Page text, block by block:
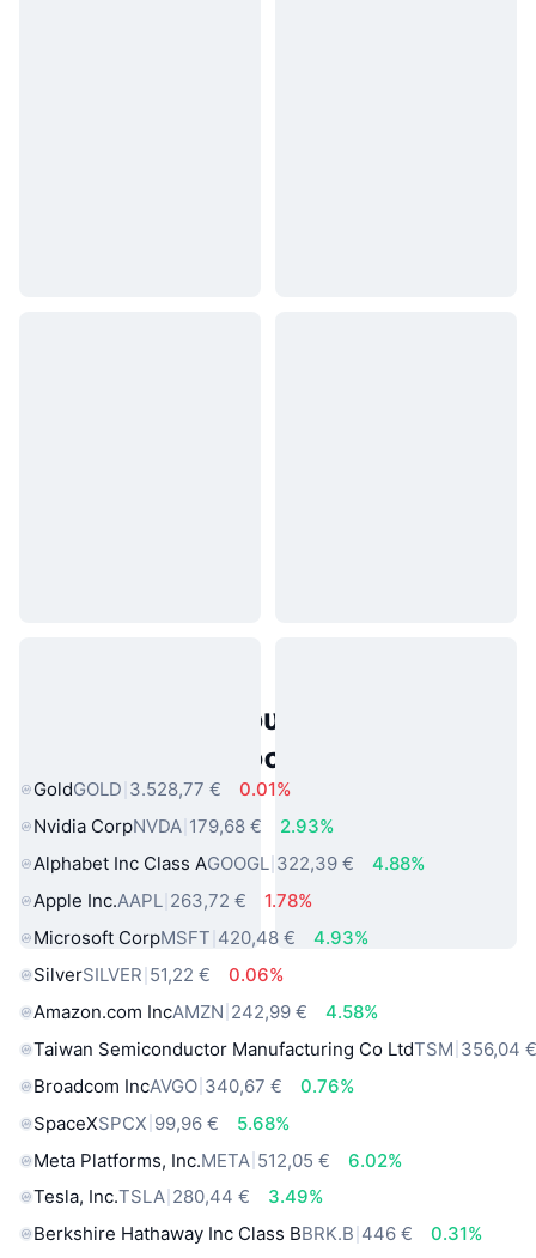
Δημοφιλή περιουσιακά στοιχεία
πραγματικού κόσμου
GoldGOLD 3.528,77 €
0.01%
Nvidia CorpNVDA 179,68 €
2.93%
Alphabet Inc Class AGOOGL 322,39 €
4.88%
Apple Inc.AAPL 263,72 €
1.78%
Microsoft CorpMSFT 420,48 €
4.93%
SilverSILVER 51,22 €
0.06%
Amazon.com IncAMZN 242,99 €
4.58%
Taiwan Semiconductor Manufacturing Co LtdTSM 356,04
Broadcom IncAVGO 340,67 €
0.76%
SpaceXSPCX 99,96 €
5.68%
Meta Platforms, Inc.META 512,05 €
6.02%
Tesla, Inc.TSLA 280,44 €
3.49%
Berkshire Hathaway Inc Class BBRK.B 446 €
0.31%